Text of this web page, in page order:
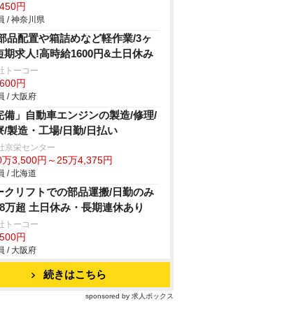
円
/ 神奈川県
品配置や箱詰めなど軽作業/3ヶ
期求人!高時給1600円&土日休み
トーコー
円
/ 大阪府
備」自動車エンジンの製造/修理/
/製造・工場/日勤/日払い
京栄センター
万3,500円～25万4,375円
/ 北海道
クリフトでの部品運搬/日勤のみ
万超 土日休み・長期連休あり
トーコー
円
/ 大阪府
続きはこちら
sponsored by 求人ボックス